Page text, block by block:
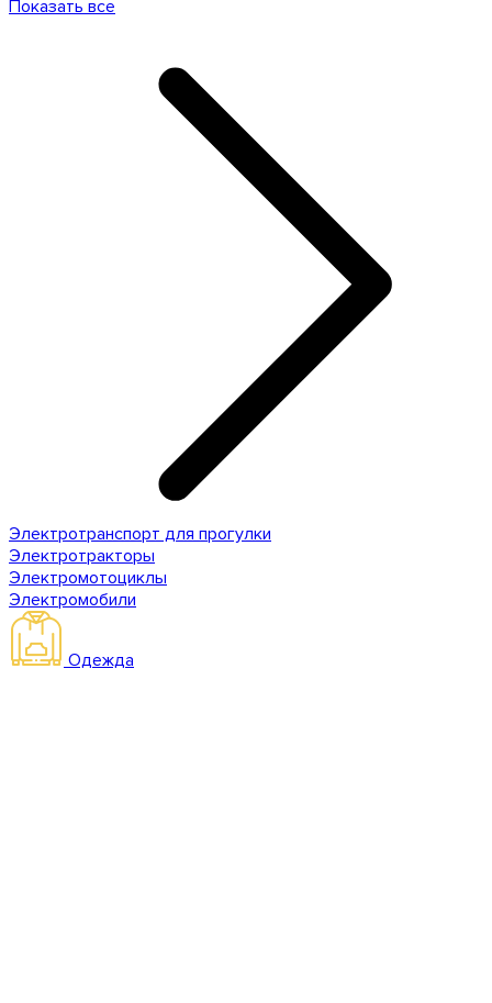
Показать все
Электротранспорт для прогулки
Электротракторы
Электромотоциклы
Электромобили
Одежда